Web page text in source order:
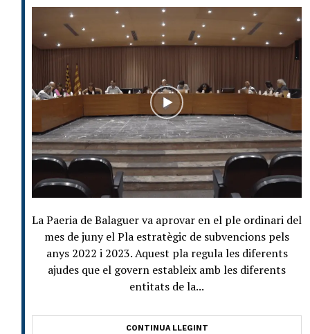
La Paeria de Balaguer va aprovar en el ple ordinari del
mes de juny el Pla estratègic de subvencions pels
anys 2022 i 2023. Aquest pla regula les diferents
ajudes que el govern estableix amb les diferents
entitats de la...
CONTINUA LLEGINT